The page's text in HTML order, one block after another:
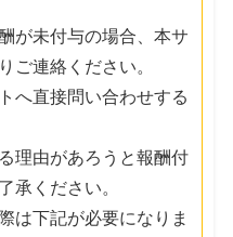
が未付与の場合、本サ
ご連絡ください。
へ直接問い合わせする
理由があろうと報酬付
承ください。
は下記が必要になりま